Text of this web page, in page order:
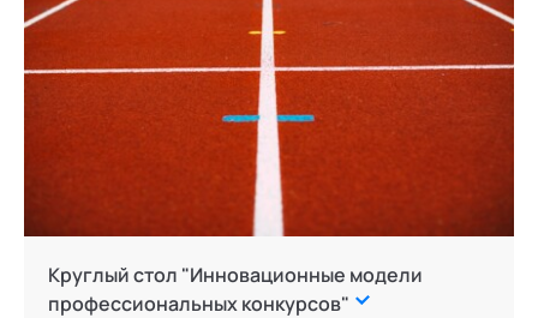
Круглый стол "Инновационные модели
профессиональных конкурсов"